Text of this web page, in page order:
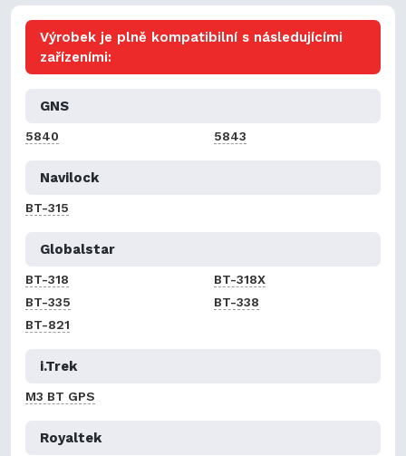
Výrobek je plně kompatibilní s následujícími
zařízeními:
GNS
5840 5843
Navilock
BT-315
Globalstar
BT-318
BT-318X
BT-335
BT-338
BT-821
i.Trek
M3 BT GPS
Royaltek